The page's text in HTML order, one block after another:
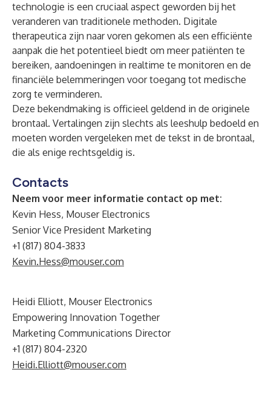
technologie is een cruciaal aspect geworden bij het
veranderen van traditionele methoden. Digitale
therapeutica zijn naar voren gekomen als een efficiënte
aanpak die het potentieel biedt om meer patiënten te
bereiken, aandoeningen in realtime te monitoren en de
financiële belemmeringen voor toegang tot medische
zorg te verminderen.
Deze bekendmaking is officieel geldend in de originele
brontaal. Vertalingen zijn slechts als leeshulp bedoeld en
moeten worden vergeleken met de tekst in de brontaal,
die als enige rechtsgeldig is.
Contacts
Neem voor meer informatie contact op met:
Kevin Hess, Mouser Electronics
Senior Vice President Marketing
+1 (817) 804-3833
Kevin.Hess@mouser.com
Heidi Elliott, Mouser Electronics
Empowering Innovation Together
Marketing Communications Director
+1 (817) 804-2320
Heidi.Elliott@mouser.com